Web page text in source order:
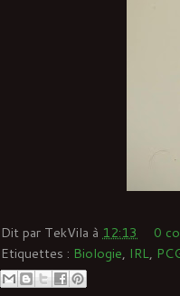
Dit par TekVila à 12:13
0
Etiquettes : Biologie, IRL,